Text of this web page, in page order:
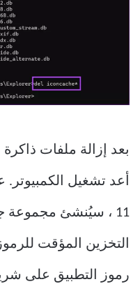
بعد إزالة ملفات ذاكرة
11 ، سيُنشئ
التخزين المؤقت
رموز التطبيق على